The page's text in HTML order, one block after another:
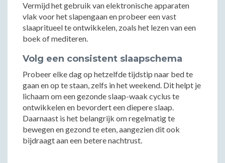
Vermijd het gebruik van elektronische apparaten
vlak voor het slapengaan en probeer een vast
slaapritueel te ontwikkelen, zoals het lezen van een
boek of mediteren.
Volg een consistent slaapschema
Probeer elke dag op hetzelfde tijdstip naar bed te
gaan en op te staan, zelfs in het weekend. Dit helpt je
lichaam om een gezonde slaap-waak cyclus te
ontwikkelen en bevordert een diepere slaap.
Daarnaast is het belangrijk om regelmatig te
bewegen en gezond te eten, aangezien dit ook
bijdraagt aan een betere nachtrust.